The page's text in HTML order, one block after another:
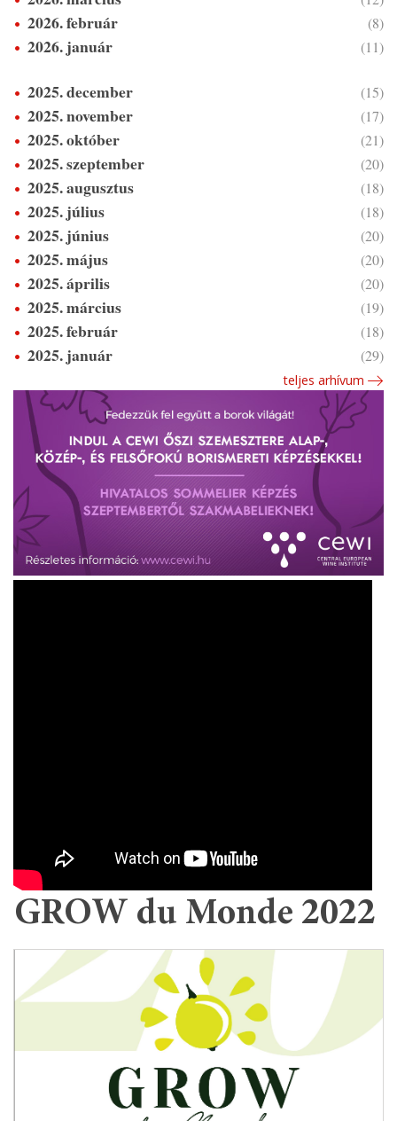
2026. február (8)
2026. január (11)
2025. december (15)
2025. november (17)
2025. október (21)
2025. szeptember (20)
2025. augusztus (18)
2025. július (18)
2025. június (20)
2025. május (20)
2025. április (20)
2025. március (19)
2025. február (18)
2025. január (29)
teljes arhívum
GROW du Monde 2022